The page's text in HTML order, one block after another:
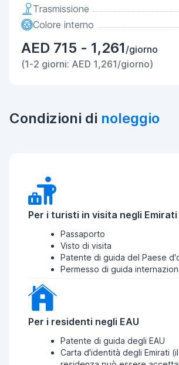
Trasmissione
Colore interno
AED 715 - 1,261/giorno
(1-2 giorni: AED 1,261/giorno)
Condizioni di noleggio
Per i turisti in visita negli
Passaporto
Visto di visita
Patente di guida del Paese
Permesso di guida
Per i residenti negli EAU
Patente di guida degli EAU
Carta d'identità degli Emirati